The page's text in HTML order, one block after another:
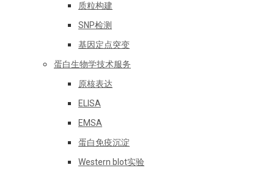
质粒构建
SNP检测
基因定点突变
蛋白生物学技术服务
原核表达
ELISA
EMSA
蛋白免疫沉淀
Western blot实验